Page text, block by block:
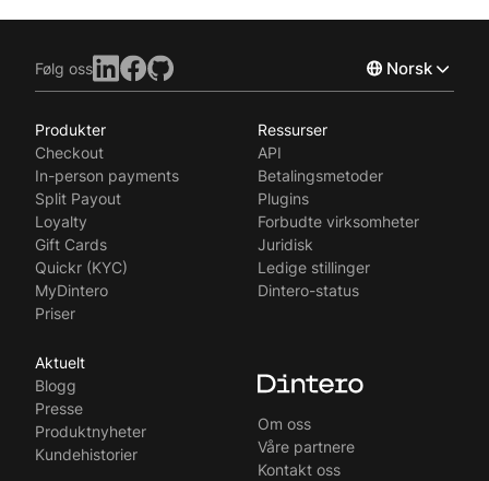
Følg oss Norsk
Svenska
Produkter
Checkout
In-person payments
Split Payout
Loyalty
Gift Cards
Quickr (KYC)
MyDintero
Priser
Ressurser
API
Betalingsmetoder
Plugins
Forbudte virksomheter
Juridisk
Ledige stillinger
Dintero-status
Aktuelt
Blogg
Presse
Produktnyheter
Kundehistorier
Om oss
Våre partnere
Kontakt oss